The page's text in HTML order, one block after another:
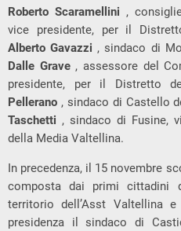
Roberto Scaramellini ,
vice presidente, per il
Alberto Gavazzi , sindaco di
Dalle Grave , assessore del
presidente, per il Distretto
Pellerano , sindaco di Castello
Taschetti , sindaco di Fusine,
della Media Valtellina.
In precedenza, il 15 novembre
composta dai primi cittadini
territorio dell’Asst Valtellina
presidenza il sindaco di